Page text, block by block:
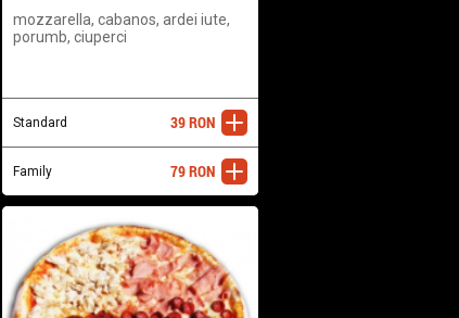
mozzarella, cabanos, ardei iute,
porumb, ciuperci
Standard adaugă
39RON
Family adaugă
79RON